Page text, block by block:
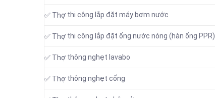
✅ Thợ thi công lắp đặt máy bơm nước
✅ Thợ thi công lắp đặt ống nước nóng (hàn ống PPR)
✅ Thợ thông nghẹt lavabo
✅ Thợ thông nghẹt cống